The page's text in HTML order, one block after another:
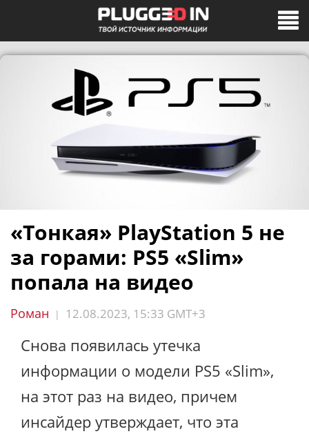
«Тонкая» PlayStation 5 не
за горами: PS5 «Slim»
попала на видео
Роман | 12.08.2023, 15:33 GMT+3
Снова появилась утечка
информации о модели PS5 «Slim»,
на этот раз на видео, причем
инсайдер утверждает, что эта